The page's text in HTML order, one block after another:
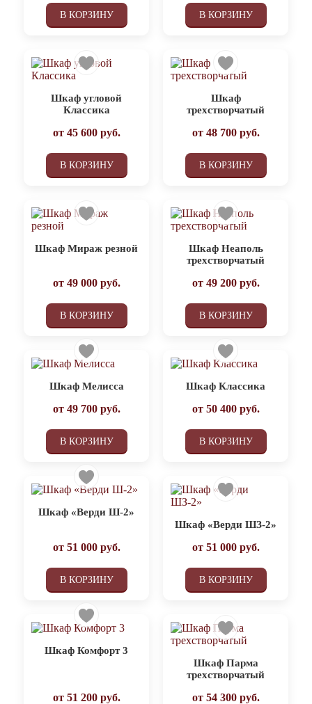
В КОРЗИНУ В КОРЗИНУ
Шкаф угловой
Классика
от 45 600руб.
В КОРЗИНУ
Шкаф
трехстворчатый
от 48 700руб.
В КОРЗИНУ
Шкаф Мираж резной
от 49 000руб.
В КОРЗИНУ
Шкаф Неаполь
трехстворчатый
от 49 200руб.
В КОРЗИНУ
Шкаф Мелисса
от 49 700руб.
В КОРЗИНУ
Шкаф Классика
от 50 400руб.
В КОРЗИНУ
Шкаф «Верди Ш-2»
от 51 000руб.
В КОРЗИНУ
Шкаф «Верди ШЗ-2»
от 51 000руб.
В КОРЗИНУ
Шкаф Комфорт 3
от 51 200руб.
Шкаф Парма
трехстворчатый
от 54 300руб.